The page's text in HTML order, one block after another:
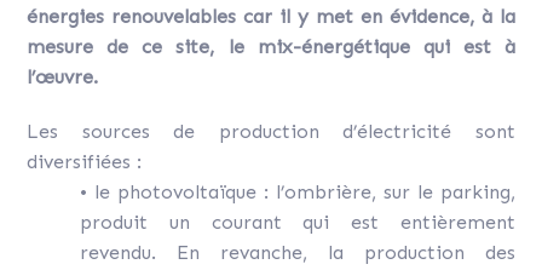
énergies renouvelables car il y met en évidence, à la
mesure de ce site, le mix-énergétique qui est à
l’œuvre.
Les sources de production d’électricité sont
diversifiées :
• le photovoltaïque : l’ombrière, sur le parking,
produit un courant qui est entièrement
revendu. En revanche, la production des